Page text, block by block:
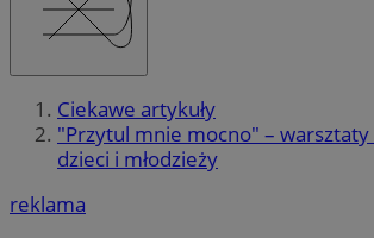
Ciekawe artykuły
"Przytul mnie mocno" –
dzieci i młodzieży
reklama